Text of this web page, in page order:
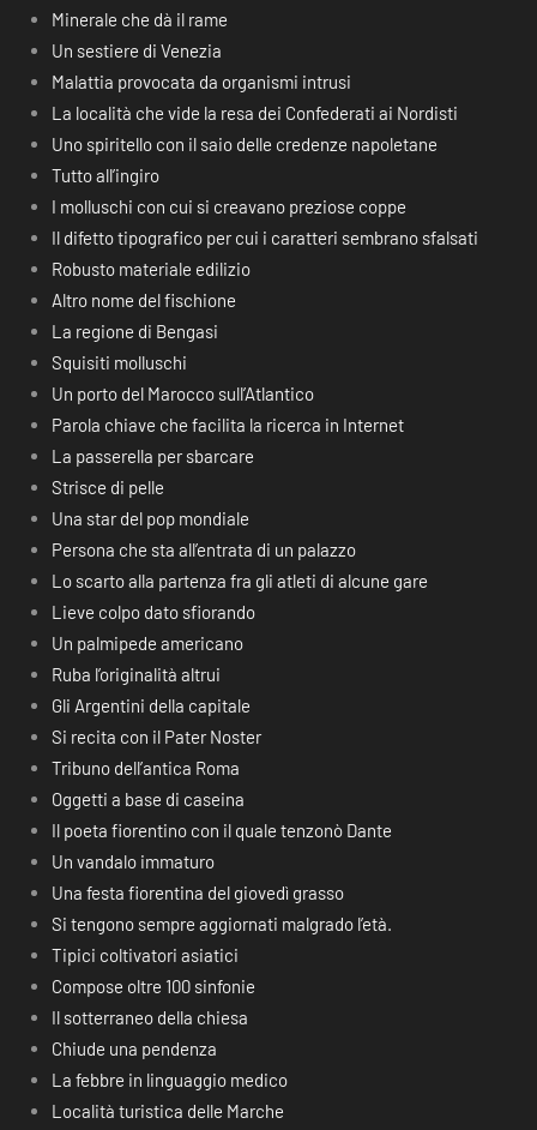
Minerale che dà il rame
Un sestiere di Venezia
Malattia provocata da organismi intrusi
La località che vide la resa dei Confederati ai Nordisti
Uno spiritello con il saio delle credenze napoletane
Tutto all’ingiro
I molluschi con cui si creavano preziose coppe
Il difetto tipografico per cui i caratteri sembrano sfalsati
Robusto materiale edilizio
Altro nome del fischione
La regione di Bengasi
Squisiti molluschi
Un porto del Marocco sull’Atlantico
Parola chiave che facilita la ricerca in Internet
La passerella per sbarcare
Strisce di pelle
Una star del pop mondiale
Persona che sta all’entrata di un palazzo
Lo scarto alla partenza fra gli atleti di alcune gare
Lieve colpo dato sfiorando
Un palmipede americano
Ruba l’originalità altrui
Gli Argentini della capitale
Si recita con il Pater Noster
Tribuno dell’antica Roma
Oggetti a base di caseina
Il poeta fiorentino con il quale tenzonò Dante
Un vandalo immaturo
Una festa fiorentina del giovedì grasso
Si tengono sempre aggiornati malgrado l’età.
Tipici coltivatori asiatici
Compose oltre 100 sinfonie
Il sotterraneo della chiesa
Chiude una pendenza
La febbre in linguaggio medico
Località turistica delle Marche